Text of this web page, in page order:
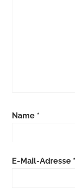
Name *
E-Mail-Adresse *